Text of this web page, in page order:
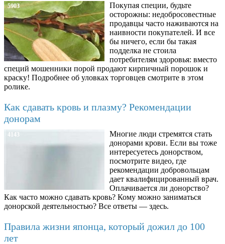
5903
Покупая специи, будьте
осторожны: недобросовестные
продавцы часто наживаются на
наивности покупателей. И все
бы ничего, если бы такая
подделка не стоила
потребителям здоровья: вместо
специй мошенники порой продают кирпичный порошок и
краску! Подробнее об уловках торговцев смотрите в этом
ролике.
Как сдавать кровь и плазму? Рекомендации
донорам
4143
Многие люди стремятся стать
донорами крови. Если вы тоже
интересуетесь донорством,
посмотрите видео, где
рекомендации добровольцам
дает квалифицированный врач.
Оплачивается ли донорство?
Как часто можно сдавать кровь? Кому можно заниматься
донорской деятельностью? Все ответы — здесь.
Правила жизни японца, который дожил до 100
лет